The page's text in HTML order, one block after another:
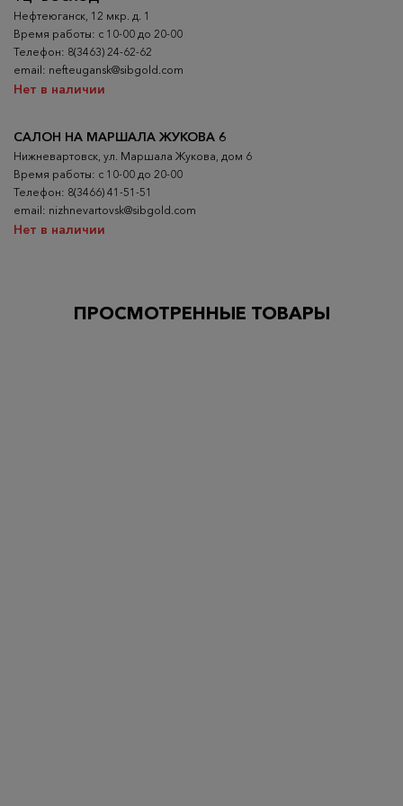
Нефтеюганск, 12 мкр. д. 1
Время работы: с 10-00 до 20-00
Телефон: 8(3463) 24-62-62
email: nefteugansk@sibgold.com
Нет в наличии
САЛОН НА МАРШАЛА ЖУКОВА 6
Нижневартовск, ул. Маршала Жукова, дом 6
Время работы: с 10-00 до 20-00
Телефон: 8(3466) 41-51-51
email: nizhnevartovsk@sibgold.com
Нет в наличии
ПРОСМОТРЕННЫЕ ТОВАРЫ